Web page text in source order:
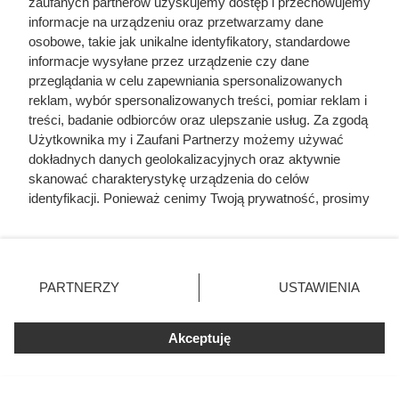
To na nim Sienkiewicz oparł jeden z najmocniejszych
elementów swojego powieściowego mitu.
informacje na urządzeniu oraz przetwarzamy dane
osobowe, takie jak unikalne identyfikatory, standardowe
informacje wysyłane przez urządzenie czy dane
przeglądania w celu zapewniania spersonalizowanych
reklam, wybór spersonalizowanych treści, pomiar reklam i
treści, badanie odbiorców oraz ulepszanie usług. Za zgodą
Użytkownika my i Zaufani Partnerzy możemy używać
dokładnych danych geolokalizacyjnych oraz aktywnie
skanować charakterystykę urządzenia do celów
identyfikacji. Ponieważ cenimy Twoją prywatność, prosimy
prywatności znajdujący się w lewym dolnym rogu strony
. Niektóre rodzaje przetwarzania danych nie wymagają
zgody użytkownika, ale masz prawo sprzeciwić się
takiemu przetwarzaniu. Preferencje będą miały
zastosowania tylko na tej witrynie.
PARTNERZY USTAWIENIA
Akceptuję